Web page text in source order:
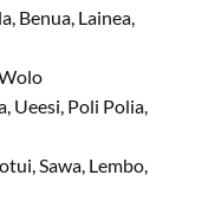
Benua, Lainea,
Ueesi, Poli Polia,
Sawa, Lembo,